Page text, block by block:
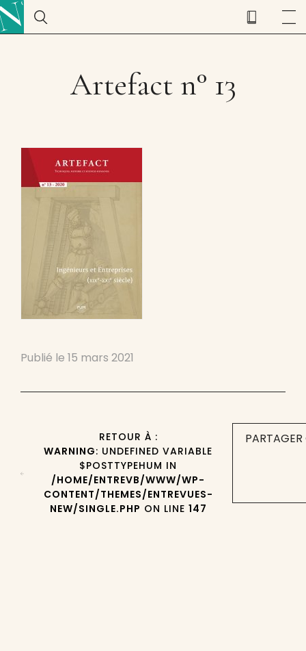
Artefact n° 13
Publié le 15 mars 2021
RETOUR À :
WARNING: UNDEFINED VARIABLE
$POSTTYPEHUM IN
/HOME/ENTREVB/WWW/WP-
CONTENT/THEMES/ENTREVUES-
NEW/SINGLE.PHP ON LINE 147